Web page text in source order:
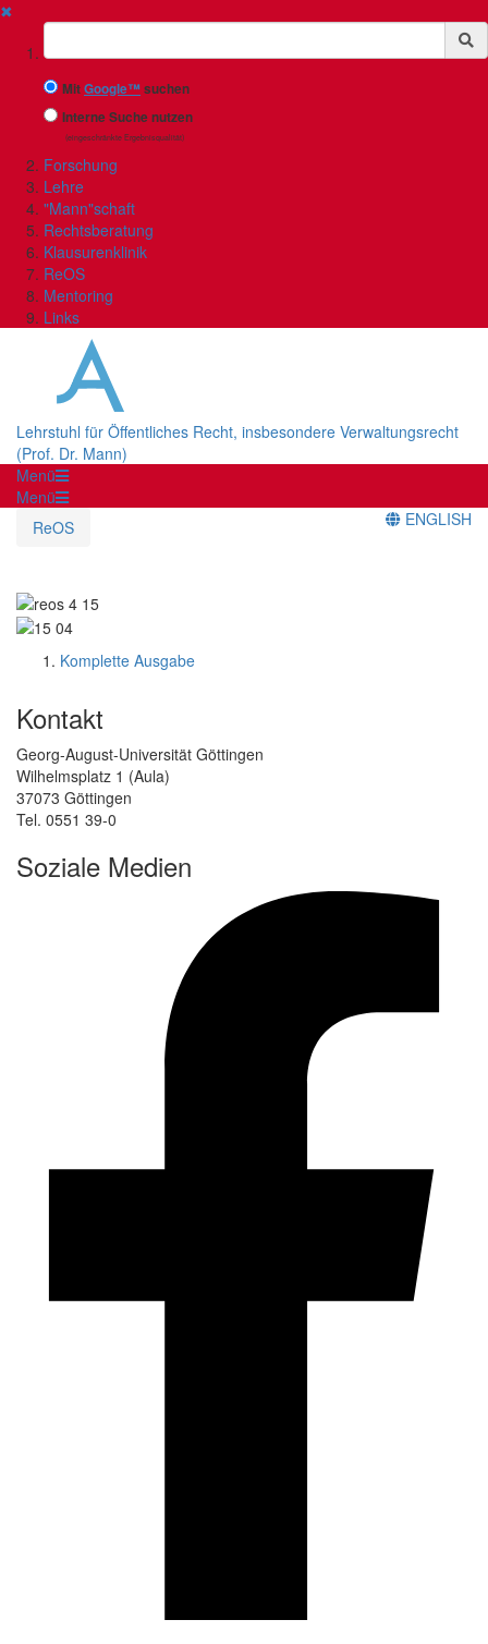
✖
Suchbegriff
MitGoogle™suchen
Interne Suche nutzen
(eingeschränkte Ergebnisqualität)
Forschung
Lehre
"Mann"schaft
Rechtsberatung
Klausurenklinik
ReOS
Mentoring
Links
Lehrstuhl für Öffentliches Recht, insbesondere Verwaltungsrecht
(Prof. Dr. Mann)
Menü
Menü
ReOS
ENGLISH
Komplette Ausgabe
Kontakt
Georg-August-Universität Göttingen
Wilhelmsplatz 1 (Aula)
37073 Göttingen
Tel. 0551 39-0
Soziale Medien